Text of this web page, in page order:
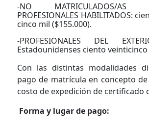
-NO MATRICULADOS/
PROFESIONALES HABILITADOS:
cinco mil ($155.000).
-PROFESIONALES DEL
Estadounidenses ciento veinticinco
Con las distintas modalidades
pago de matrícula en concepto
costo de expedición de certificado
Forma y lugar de pago: